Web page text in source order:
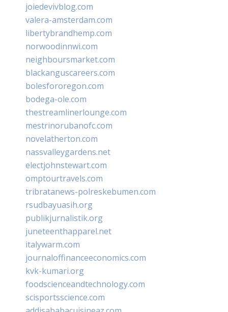
joiedevivblog.com
valera-amsterdam.com
libertybrandhemp.com
norwoodinnwi.com
neighboursmarket.com
blackanguscareers.com
bolesfororegon.com
bodega-ole.com
thestreamlinerlounge.com
mestrinorubanofc.com
novelatherton.com
nassvalleygardens.net
electjohnstewart.com
omptourtravels.com
tribratanews-polreskebumen.com
rsudbayuasih.org
publikjurnalistik.org
juneteenthapparel.net
italywarm.com
journaloffinanceeconomics.com
kvk-kumari.org
foodscienceandtechnology.com
scisportsscience.com